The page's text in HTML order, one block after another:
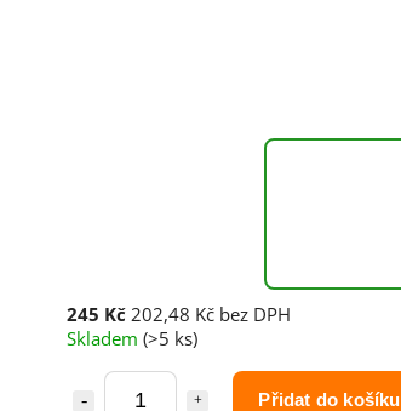
245 Kč 202,48 Kč bez DPH
Skladem (>5 ks)
Přidat do košíku